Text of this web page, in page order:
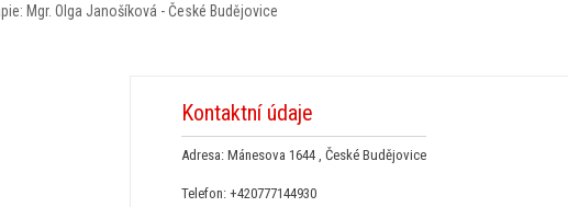
Mgr. Olga Janošíková - České Budějovice
Kontaktní údaje
Adresa: Mánesova 1644 , České Budějovice
Telefon: +420777144930